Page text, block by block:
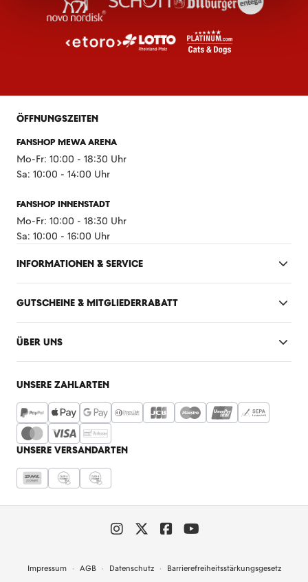
ÖFFNUNGSZEITEN
FANSHOP MEWA ARENA
Mo-Fr: 10:00 - 18:30 Uhr
Sa: 10:00 - 14:00 Uhr
FANSHOP INNENSTADT
Mo-Fr: 10:00 - 18:30 Uhr
Sa: 10:00 - 16:00 Uhr
INFORMATIONEN & SERVICE
GUTSCHEINE & MITGLIEDERRABATT
ÜBER UNS
UNSERE ZAHLARTEN
UNSERE VERSANDARTEN
Impressum AGB Datenschutz Barrierefreiheitsstärkungsgesetz